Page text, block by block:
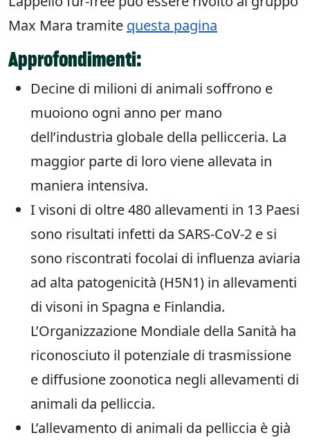
Max Mara tramite questa pagina
Approfondimenti:
Decine di milioni di animali soffrono e
muoiono ogni anno per mano
dell’industria globale della pellicceria. La
maggior parte di loro viene allevata in
maniera intensiva.
I visoni di oltre 480 allevamenti in 13 Paesi
sono risultati infetti da SARS-CoV-2 e si
sono riscontrati focolai di influenza aviaria
ad alta patogenicità (H5N1) in allevamenti
di visoni in Spagna e Finlandia.
L’Organizzazione Mondiale della Sanità ha
riconosciuto il potenziale di trasmissione
e diffusione zoonotica negli allevamenti di
animali da pelliccia.
L’allevamento di animali da pelliccia è già